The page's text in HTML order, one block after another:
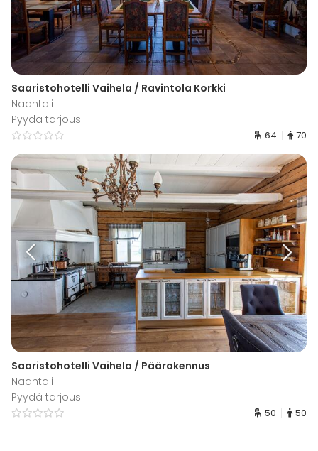
Saaristohotelli Vaihela / Ravintola Korkki
Naantali
Pyydä tarjous
64 70
Saaristohotelli Vaihela / Päärakennus
Naantali
Pyydä tarjous
50 50